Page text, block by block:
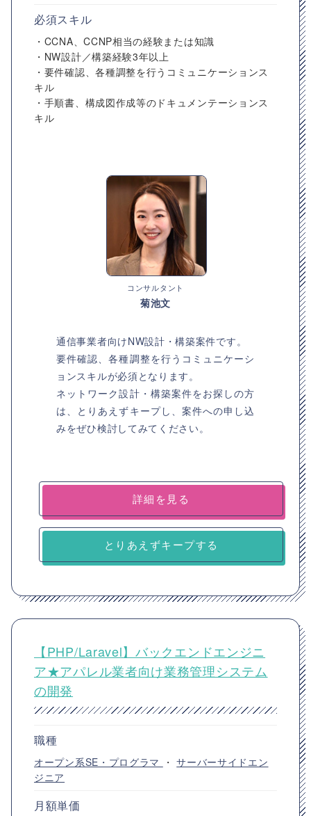
必須スキル
・CCNA、CCNP相当の経験または知識
・NW設計／構築経験3年以上
・要件確認、各種調整を行うコミュニケーションス
キル
・手順書、構成図作成等のドキュメンテーションス
キル
コンサルタント
菊池文
通信事業者向けNW設計・構築案件です。
要件確認、各種調整を行うコミュニケーシ
ョンスキルが必須となります。
ネットワーク設計・構築案件をお探しの方
は、とりあえずキープし、案件への申し込
みをぜひ検討してみてください。
詳細を見る
とりあえずキープする
【PHP/Laravel】バックエンドエンジニ
ア★アパレル業者向け業務管理システム
の開発
職種
オープン系SE・プログラマ ・サーバーサイドエン
ジニア
月額単価